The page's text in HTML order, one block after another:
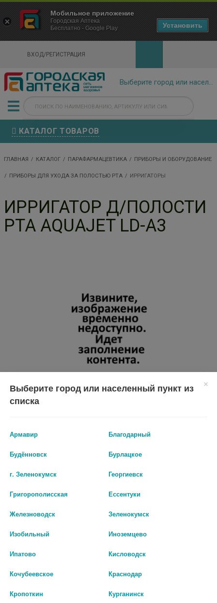
ВХОД/РЕГИСТРАЦИЯ
КАТАЛОГ ТОВАРОВ
ГЛАВНАЯ КАТАЛОГ ПАРАФАРМАЦЕВТИКА ПРИБОРЫ И ОБОРУДОВАНИЕ
ПРИБОРЫ ДЛЯ УХОДА ЗА ПОЛОСТЬЮ РТА ИРРИГАТОРЫ
ИРРИГАТОР Д/ПОЛОСТИ
РТА AQUAJET LD-A3
Производитель оставляет за собой право изменять внешний вид и
4269
Цены на сайте могут отличаться от цен в аптечных пунктах.
Окончательный расчет стоимости будет произведен при
оформлении заказа.
Описание
×
Городская Аптека Маркетплейс
- In Google Play
Выберите город или населенный пункт из
списка
Армавир Благодарный
Будённовск Бурлацкое
г. Зеленокумск Георгиевск
Григорополисская Ессентуки
Железноводск Зеленокумск
Изобильный Иноземцево
Ипатово Кисловодск
Кочубеевское Краснодар
Кропоткин Курганинск
Мобильное приложение
Городская Аптека
Бесплатно - Google Play
Установить